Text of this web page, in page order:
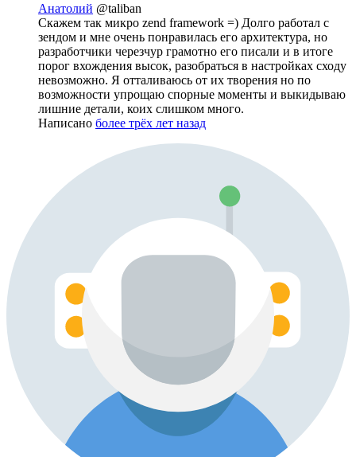
Анатолий @taliban
Скажем так микро zend framework =) Долго работал с
зендом и мне очень понравилась его архитектура, но
разработчики черезчур грамотно его писали и в итоге
порог вхождения высок, разобраться в настройках сходу
невозможно. Я отталиваюсь от их творения но по
возможности упрощаю спорные моменты и выкидываю
лишние детали, коих слишком много.
Написано более трёх лет назад